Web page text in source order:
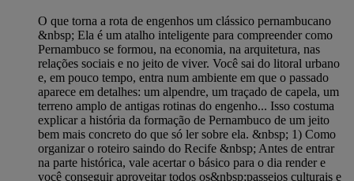
O que torna a rota de engenhos um clássico pernambucano
&nbsp; Ela é um atalho inteligente para compreender como
Pernambuco se formou, na economia, na arquitetura, nas
relações sociais e no jeito de viver. Você sai do litoral urbano
e, em pouco tempo, entra num ambiente em que o passado
aparece em detalhes: um alpendre, um traçado de capela, um
terreno amplo de antigas rotinas do engenho... Isso costuma
explicar a história da formação de Pernambuco de um jeito
bem mais concreto do que só ler sobre ela. &nbsp; 1) Como
organizar o roteiro saindo do Recife &nbsp; Antes de entrar
na parte histórica, vale acertar o básico para o dia render e
você conseguir aproveitar todos os&nbsp;passeios culturais e